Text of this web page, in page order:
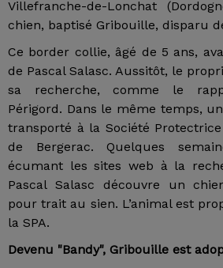
Villefranche-de-Lonchat
chien, baptisé Gribouille, disparu
Ce border collie, âgé de 5 ans,
de Pascal Salasc. Aussitôt, le
sa recherche, comme le
Périgord. Dans le même temps,
transporté à la Société
de Bergerac. Quelques
écumant les sites web à la
Pascal Salasc découvre un
pour trait au sien. L’animal est
la SPA.
Devenu "Bandy", Gribouille est